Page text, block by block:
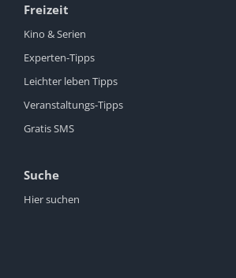
Freizeit
Kino & Serien
Experten-Tipps
Leichter leben Tipps
Veranstaltungs-Tipps
Gratis SMS
Suche
Hier suchen